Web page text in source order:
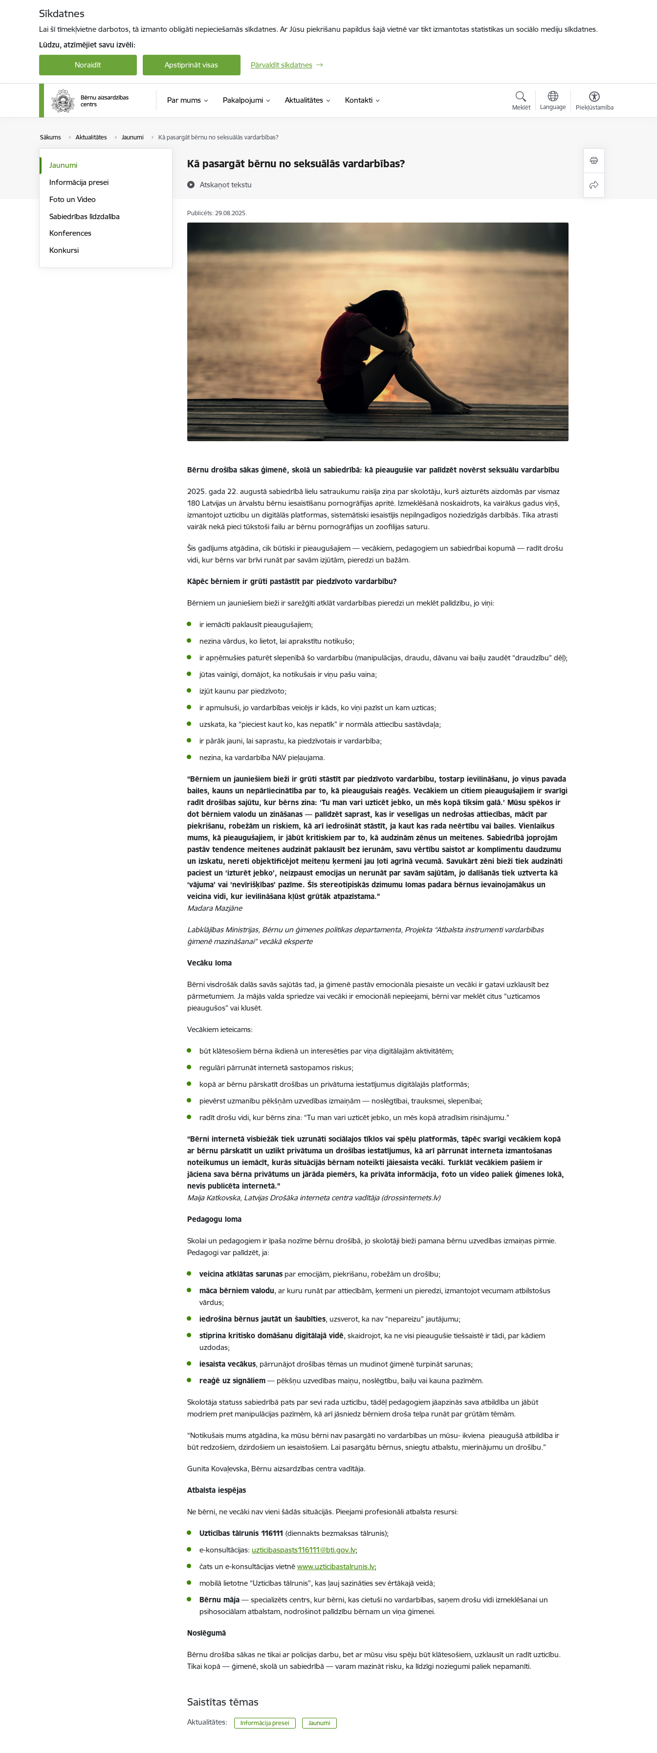
Sīkdatnes
Lai šī tīmekļvietne darbotos, tā izmanto obligāti nepieciešamās sīkdatnes. Ar Jūsu piekrišanu papildus šajā vietnē var tikt izmantotas statistikas un sociālo mediju sīkdatnes.
Lūdzu, atzīmējiet savu izvēli:
Noraidīt Apstiprināt visas Pārvaldīt sīkdatnes
Par mums Pakalpojumi Aktualitātes Kontakti
Meklēt Language Piekļūstamība
Sākums Aktualitātes Jaunumi Kā pasargāt bērnu no seksuālās vardarbības?
Kā pasargāt bērnu no seksuālās vardarbības?
Atskaņot tekstu
Jaunumi
Informācija presei
Foto un Video
Sabiedrības līdzdalība
Konferences
Konkursi
Publicēts: 29.08.2025.
Bērnu drošība sākas ģimenē, skolā un sabiedrībā: kā pieaugušie var palīdzēt novērst seksuālu vardarbību
2025. gada 22. augustā sabiedrībā lielu satraukumu raisīja ziņa par skolotāju, kurš aizturēts aizdomās par vismaz
180 Latvijas un ārvalstu bērnu iesaistīšanu pornogrāfijas apritē. Izmeklēšanā noskaidrots, ka vairākus gadus viņš,
izmantojot uzticību un digitālās platformas, sistemātiski iesaistījis nepilngadīgos noziedzīgās darbībās. Tika atrasti
vairāk nekā pieci tūkstoši failu ar bērnu pornogrāfijas un zoofilijas saturu.
Šis gadījums atgādina, cik būtiski ir pieaugušajiem — vecākiem, pedagogiem un sabiedrībai kopumā — radīt drošu
vidi, kur bērns var brīvi runāt par savām izjūtām, pieredzi un bažām.
Kāpēc bērniem ir grūti pastāstīt par piedzīvoto vardarbību?
Bērniem un jauniešiem bieži ir sarežģīti atklāt vardarbības pieredzi un meklēt palīdzību, jo viņi:
ir iemācīti paklausīt pieaugušajiem;
nezina vārdus, ko lietot, lai aprakstītu notikušo;
ir apņēmušies paturēt slepenībā šo vardarbību (manipulācijas, draudu, dāvanu vai baiļu zaudēt “draudzību” dēļ);
jūtas vainīgi, domājot, ka notikušais ir viņu pašu vaina;
izjūt kaunu par piedzīvoto;
ir apmulsuši, jo vardarbības veicējs ir kāds, ko viņi pazīst un kam uzticas;
uzskata, ka “pieciest kaut ko, kas nepatīk” ir normāla attiecību sastāvdaļa;
ir pārāk jauni, lai saprastu, ka piedzīvotais ir vardarbība;
nezina, ka vardarbība NAV pieļaujama.
“Bērniem un jauniešiem bieži ir grūti stāstīt par piedzīvoto vardarbību, tostarp ievilināšanu, jo viņus pavada
bailes, kauns un nepārliecinātība par to, kā pieaugušais reaģēs. Vecākiem un citiem pieaugušajiem ir svarīgi
radīt drošības sajūtu, kur bērns zina: ‘Tu man vari uzticēt jebko, un mēs kopā tiksim galā.’ Mūsu spēkos ir
dot bērniem valodu un zināšanas — palīdzēt saprast, kas ir veselīgas un nedrošas attiecības, mācīt par
piekrišanu, robežām un riskiem, kā arī iedrošināt stāstīt, ja kaut kas rada neērtību vai bailes. Vienlaikus
mums, kā pieaugušajiem, ir jābūt kritiskiem par to, kā audzinām zēnus un meitenes. Sabiedrībā joprojām
pastāv tendence meitenes audzināt paklausīt bez ierunām, savu vērtību saistot ar komplimentu daudzumu
un izskatu, nereti objektificējot meiteņu ķermeni jau ļoti agrīnā vecumā. Savukārt zēni bieži tiek audzināti
paciest un ‘izturēt jebko’, neizpaust emocijas un nerunāt par savām sajūtām, jo dalīšanās tiek uztverta kā
‘vājuma’ vai ‘nevīrišķības’ pazīme. Šīs stereotipiskās dzimumu lomas padara bērnus ievainojamākus un
veicina vidi, kur ievilināšana kļūst grūtāk atpazīstama.”
Madara Mazjāne
Labklājības Ministrijas, Bērnu un ģimenes politikas departamenta, Projekta “Atbalsta instrumenti vardarbības
ģimenē mazināšanai” vecākā eksperte
Vecāku loma
Bērni visdrošāk dalās savās sajūtās tad, ja ģimenē pastāv emocionāla piesaiste un vecāki ir gatavi uzklausīt bez
pārmetumiem. Ja mājās valda spriedze vai vecāki ir emocionāli nepieejami, bērni var meklēt citus “uzticamos
pieaugušos” vai klusēt.
Vecākiem ieteicams:
būt klātesošiem bērna ikdienā un interesēties par viņa digitālajām aktivitātēm;
regulāri pārrunāt internetā sastopamos riskus;
kopā ar bērnu pārskatīt drošības un privātuma iestatījumus digitālajās platformās;
pievērst uzmanību pēkšņām uzvedības izmaiņām — noslēgtībai, trauksmei, slepenībai;
radīt drošu vidi, kur bērns zina: “Tu man vari uzticēt jebko, un mēs kopā atradīsim risinājumu.”
“Bērni internetā visbiežāk tiek uzrunāti sociālajos tīklos vai spēļu platformās, tāpēc svarīgi vecākiem kopā
ar bērnu pārskatīt un uzlikt privātuma un drošības iestatījumus, kā arī pārrunāt interneta izmantošanas
noteikumus un iemācīt, kurās situācijās bērnam noteikti jāiesaista vecāki. Turklāt vecākiem pašiem ir
jāciena sava bērna privātums un jārāda piemērs, ka privāta informācija, foto un video paliek ģimenes lokā,
nevis publicēta internetā.”
Maija Katkovska, Latvijas Drošāka interneta centra vadītāja (drossinternets.lv)
Pedagogu loma
Skolai un pedagogiem ir īpaša nozīme bērnu drošībā, jo skolotāji bieži pamana bērnu uzvedības izmaiņas pirmie.
Pedagogi var palīdzēt, ja:
veicina atklātas sarunas par emocijām, piekrišanu, robežām un drošību;
māca bērniem valodu, ar kuru runāt par attiecībām, ķermeni un pieredzi, izmantojot vecumam atbilstošus
vārdus;
iedrošina bērnus jautāt un šaubīties, uzsverot, ka nav “nepareizu” jautājumu;
stiprina kritisko domāšanu digitālajā vidē, skaidrojot, ka ne visi pieaugušie tiešsaistē ir tādi, par kādiem
uzdodas;
iesaista vecākus, pārrunājot drošības tēmas un mudinot ģimenē turpināt sarunas;
reaģē uz signāliem — pēkšņu uzvedības maiņu, noslēgtību, baiļu vai kauna pazīmēm.
Skolotāja statuss sabiedrībā pats par sevi rada uzticību, tādēļ pedagogiem jāapzinās sava atbildība un jābūt
modriem pret manipulācijas pazīmēm, kā arī jāsniedz bērniem droša telpa runāt par grūtām tēmām.
“Notikušais mums atgādina, ka mūsu bērni nav pasargāti no vardarbības un mūsu- ikviena pieaugušā atbildība ir
būt redzošiem, dzirdošiem un iesaistošiem. Lai pasargātu bērnus, sniegtu atbalstu, mierinājumu un drošību.”
Gunita Kovaļevska, Bērnu aizsardzības centra vadītāja.
Atbalsta iespējas
Ne bērni, ne vecāki nav vieni šādās situācijās. Pieejami profesionāli atbalsta resursi:
Uzticības tālrunis 116111 (diennakts bezmaksas tālrunis);
e-konsultācijas: uzticibaspasts116111@bti.gov.lv;
čats un e-konsultācijas vietnēwww.uzticibastalrunis.lv;
mobilā lietotne “Uzticības tālrunis”, kas ļauj sazināties sev ērtākajā veidā;
Bērnu māja — specializēts centrs, kur bērni, kas cietuši no vardarbības, saņem drošu vidi izmeklēšanai un
psihosociālam atbalstam, nodrošinot palīdzību bērnam un viņa ģimenei.
Noslēgumā
Bērnu drošība sākas ne tikai ar policijas darbu, bet ar mūsu visu spēju būt klātesošiem, uzklausīt un radīt uzticību.
Tikai kopā — ģimenē, skolā un sabiedrībā — varam mazināt risku, ka līdzīgi noziegumi paliek nepamanīti.
Saistītas tēmas
Aktualitātes: Informācija presei Jaunumi